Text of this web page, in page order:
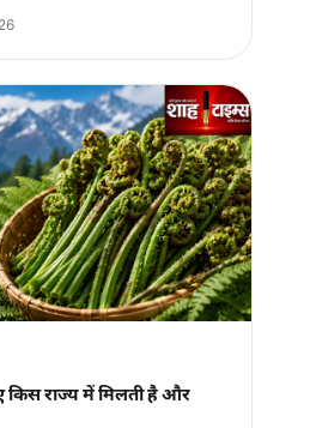
किस राज्य में मिलती है और